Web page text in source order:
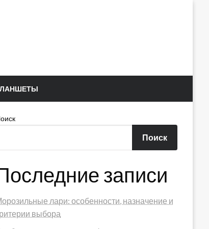
Поиск
записи
лари: особенности, назначение и
выбора